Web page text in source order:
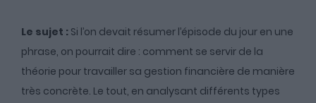
Le sujet : Si l’on devait résumer l’épisode du jour en une
phrase, on pourrait dire : comment se servir de la
théorie pour travailler sa gestion financière de manière
très concrète. Le tout, en analysant différents types